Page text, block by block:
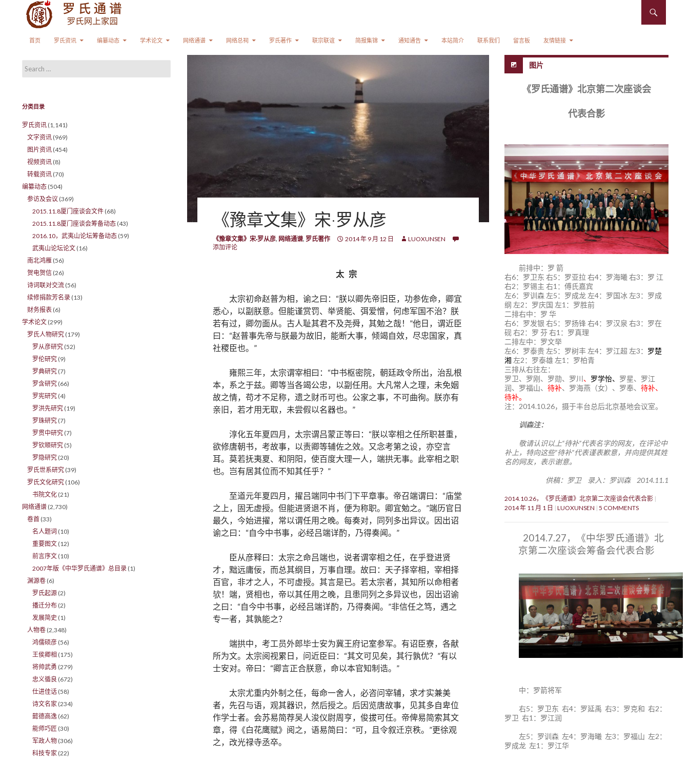
首页
罗氏资讯 编纂动态 学术论文 网络通谱 网络总祠 罗氏著作 联宗联谊 简报集锦 通知通告 本站简介 联系我们 留言板 友情链接
《豫章文集》宋·罗从彦
《豫章文集》宋·罗从彦, 网络通谱, 罗氏著作 2014 年 9 月 12 日
LUOXUNSEN
添加评论
太 宗
太宗初命赵普为相，谕之曰：“朕以卿先帝旧臣，功参佐命，卿宜
悉心，以副朕意。但能谨赏罚、举贤能、弭爱憎，何虑军国不治？朕
若有过，卿勿面从。古人耻其君不及尧舜，其勉之哉！”他日，谓近臣
曰：“赵普事先帝与朕最为故旧，能断大事，倾竭自效，尽忠国家，真
社稷臣也。”
雍熙三年，太宗谓宰相曰：“中书枢密院，朝廷政令所出，治乱根
本，系之于兹。卿等当各竭公忠，以副任用。大凡常人之理，未免姻
故之情，苟才不足称，遗之财币可也。公家之事，不可曲徇。朕亦有
亲旧，若才用无取，未尝假以名器也。”
淳化五年夏四月，太宗谓吕蒙正等曰：“朕以宰相之任所职甚重，
欲修唐朝书，考故事，以责卿等辅佐之效。又念考第之设，亦空言
耳。莫若抚夷夏、和阴阳，使百度大理一人，端拱无事。此宰相之职
也。岂有居其位而不知其任乎？”
至道元年夏四月，擢吕端同中书门下平章事。帝召端谓曰：“庙堂
之上，固无虚授。但能进贤退不肖，便为称职。卿宜勉之。”端历官日
最久，今始进擢，常以谓任用之晚。每奏对，同列多出异议。因出诏
谕之曰：“自今中书事，必经吕端详酌，乃得奏闻。”
臣从彦释曰：太宗之命吕端也，说者谓宰相之任，在乎登进贤
才，黜远庸佞，而总其纲目，万事自理。故曰：天子择宰相，宰相择
百官，非才之人，不可虚授。其言是已。若太宗者，其知所以命相者
欤！端，贤相也，帝以其任用之晚，且患同列之多异议也，因出诏谕
之曰：“自今中书事，必经吕端详酌，乃得奏闻。”非信任之笃，遇之
专一者，其孰能之？
端拱中，考工员外郎毕士安为冀王府记室参军。有诏臣寮，各献
所为文。太宗阅视累日，问近臣曰：“其文可见矣，其行孰优？”有以
士安对。帝曰：“卿言正合朕意，命以本官知制诰。”
太宗尤重内外制之任，每命一舍人，必咨问宰辅，求才实兼美
者，先召与语，观其器识，然后授之。后因览唐故事，见其多自卑位
作学士者。会苏易简荐吴人浚仪尉周亨，俊拔可任。帝俾易简索其文
章，得《白花鹰赋》阅之，语易简曰：“可，且令叙迁京秩。”更徐观
之，改光禄寺丞卒。
图片
《罗氏通谱》北京第二次座谈会
代表合影
前排中：罗 箭
右6：罗卫东 右5：罗亚拉 右4：罗海曦 右3：罗 江
右2：罗锡主 右1：傅氏嘉宾
左6：罗训森 左5：罗成龙 左4：罗国冰 左3：罗成
纲 左2：罗庆国 左1：罗胜前
二排右中：罗 华
右6：罗发银 右5：罗扬锋 右4：罗汉泉 右3：罗在
砚 右2：罗 芬 右1：罗真理
二排左中：罗文举
左6：罗泰贵 左5：罗树丰 左4：罗江超 左3： 罗楚
湘 左2：罗泰雄 左1：罗柏青
三排从右往左：
罗卫、罗刚、罗勋、罗川、 罗学怡、 罗星、罗江
润、罗福山、 待补、罗海燕（女）、罗奉、 待补、
待补。
注：2014.10.26，摄于丰台总后北京基地会议室。
训森注：
敬请认识以上“待补”代表名字的网友，在评论中
补上，特向这些“待补”代表谨表歉意，并向提供其姓
名的网友，表示谢意。
供稿：罗卫 录入：罗训森 2014.11.1
2014.10.26，《罗氏通谱》北京第二次座谈会代表合影
2014 年 11 月 1 日
LUOXUNSEN 5 COMMENTS
2014.7.27，《中华罗氏通谱》北
京第二次座谈会筹备会代表合影
中：罗箭将军
右5：罗卫东 右4：罗延禹 右3：罗克和 右2：
罗卫 右1：罗江润
左5：罗训森 左4：罗海曦 左3：罗福山 左2：
罗成龙 左1：罗江华
Search for:
分类目录
罗氏资讯 (1,141)
文字资讯 (969)
图片资讯 (454)
视频资讯 (8)
转载资讯 (70)
编纂动态 (504)
参访及会议 (369)
2015.11.8厦门座谈会文件 (68)
2015.11.8厦门座谈会筹备动态 (43)
2016.10，武夷山论坛筹备动态 (59)
武夷山论坛论文 (16)
南北鸿雁 (56)
贺电贺信 (26)
诗词联对交流 (56)
续修捐款芳名录 (13)
财务报表 (6)
学术论文 (299)
罗氏人物研究 (179)
罗从彦研究 (52)
罗伦研究 (9)
罗典研究 (7)
罗含研究 (66)
罗宪研究 (4)
罗洪先研究 (19)
罗珠研究 (7)
罗贯中研究 (7)
罗钦顺研究 (5)
罗隐研究 (20)
罗氏世系研究 (39)
罗氏文化研究 (106)
书院文化 (21)
网络通谱 (2,730)
卷首 (33)
名人题词 (10)
重要图文 (12)
前言序文 (10)
2007年版《中华罗氏通谱》总目录 (1)
渊源卷 (6)
罗氏起源 (2)
播迁分布 (2)
发展简史 (1)
人物卷 (2,348)
鸿儒硕彦 (56)
王侯卿相 (175)
将帅武勇 (279)
忠义循良 (672)
仕进佳话 (58)
诗文名家 (234)
懿德高逸 (62)
能师巧匠 (30)
军政人物 (306)
科技专家 (22)